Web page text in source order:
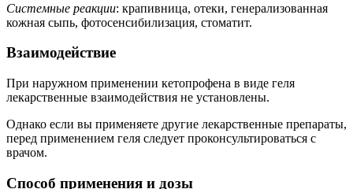
Системные реакции: крапивница, отеки, генерализованная
кожная сыпь, фотосенсибилизация, стоматит.
Взаимодействие
При наружном применении кетопрофена в виде геля
лекарственные взаимодействия не установлены.
Однако если вы применяете другие лекарственные препараты,
перед применением геля следует проконсультироваться с
врачом.
Способ применения и дозы